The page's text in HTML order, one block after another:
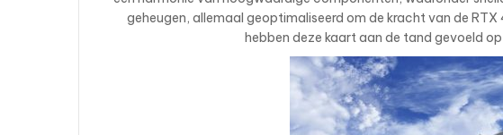
geheugen, allemaal geoptimaliseerd om de kracht van de
hebben deze kaart aan de tand gevoeld